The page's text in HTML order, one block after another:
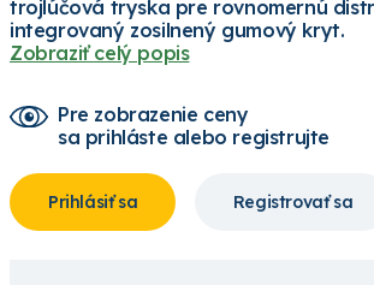
trojlúčová tryska pre rovnomernú
integrovaný zosilnený gumový kryt.
Zobraziť celý popis
Pre zobrazenie ceny
sa prihláste alebo registrujte
Prihlásiť sa Registrovať sa